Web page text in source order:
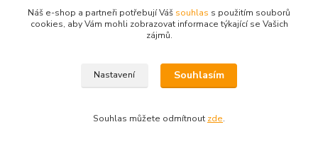
info@rapid-autohifi.com
Všechna práva vyhrazena © 2004-2024 Rapid Autohifi
Náš e-shop a partneři potřebují Váš souhlas s použitím souborů
cookies, aby Vám mohli zobrazovat informace týkající se Vašich
zájmů.
Nastavení Souhlasím
Souhlas můžete odmítnout zde.